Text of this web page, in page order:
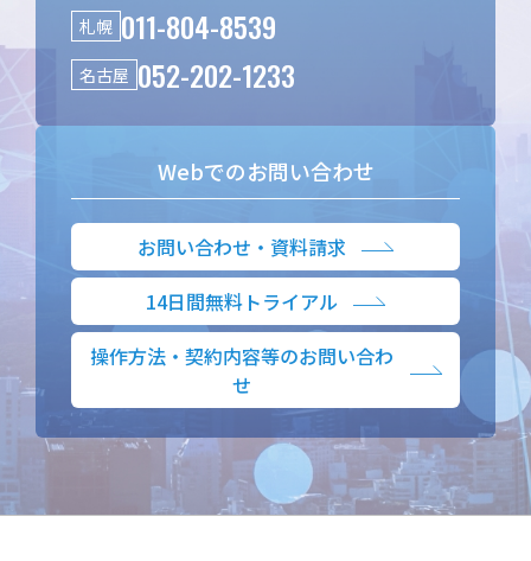
札幌 011-804-8539
名古屋 052-202-1233
Webでのお問い合わせ
お問い合わせ・資料請求
14日間無料トライアル
操作方法・契約内容等のお問い合わ
せ